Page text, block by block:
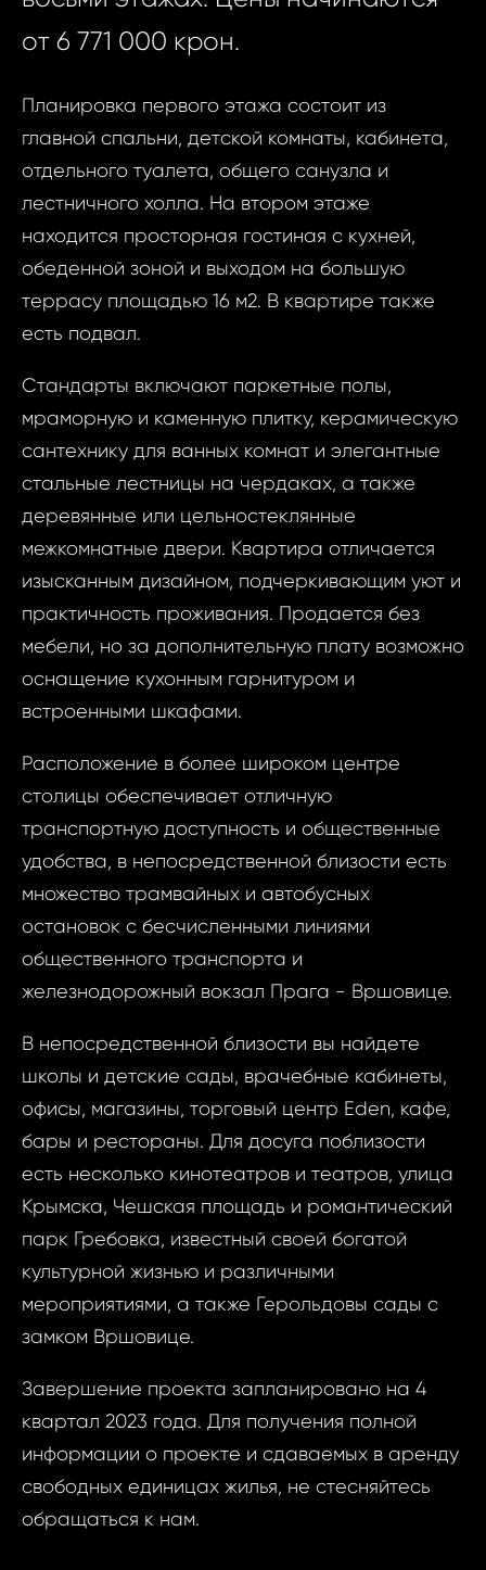
от 6 771 000 крон.
Планировка первого этажа состоит из
главной спальни, детской комнаты, кабинета,
отдельного туалета, общего санузла и
лестничного холла. На втором этаже
находится просторная гостиная с кухней,
обеденной зоной и выходом на большую
террасу площадью 16 м2. В квартире также
есть подвал.
Стандарты включают паркетные полы,
мраморную и каменную плитку, керамическую
сантехнику для ванных комнат и элегантные
стальные лестницы на чердаках, а также
деревянные или цельностеклянные
межкомнатные двери. Квартира отличается
изысканным дизайном, подчеркивающим уют и
практичность проживания. Продается без
мебели, но за дополнительную плату возможно
оснащение кухонным гарнитуром и
встроенными шкафами.
Расположение в более широком центре
столицы обеспечивает отличную
транспортную доступность и общественные
удобства, в непосредственной близости есть
множество трамвайных и автобусных
остановок с бесчисленными линиями
общественного транспорта и
железнодорожный вокзал Прага - Вршовице.
В непосредственной близости вы найдете
школы и детские сады, врачебные кабинеты,
офисы, магазины, торговый центр Eden, кафе,
бары и рестораны. Для досуга поблизости
есть несколько кинотеатров и театров, улица
Крымска, Чешская площадь и романтический
парк Гребовка, известный своей богатой
культурной жизнью и различными
мероприятиями, а также Герольдовы сады с
замком Вршовице.
Завершение проекта запланировано на 4
квартал 2023 года. Для получения полной
информации о проекте и сдаваемых в аренду
свободных единицах жилья, не стесняйтесь
обращаться к нам.
Prague 10 -
Даю
Ваш
Даю